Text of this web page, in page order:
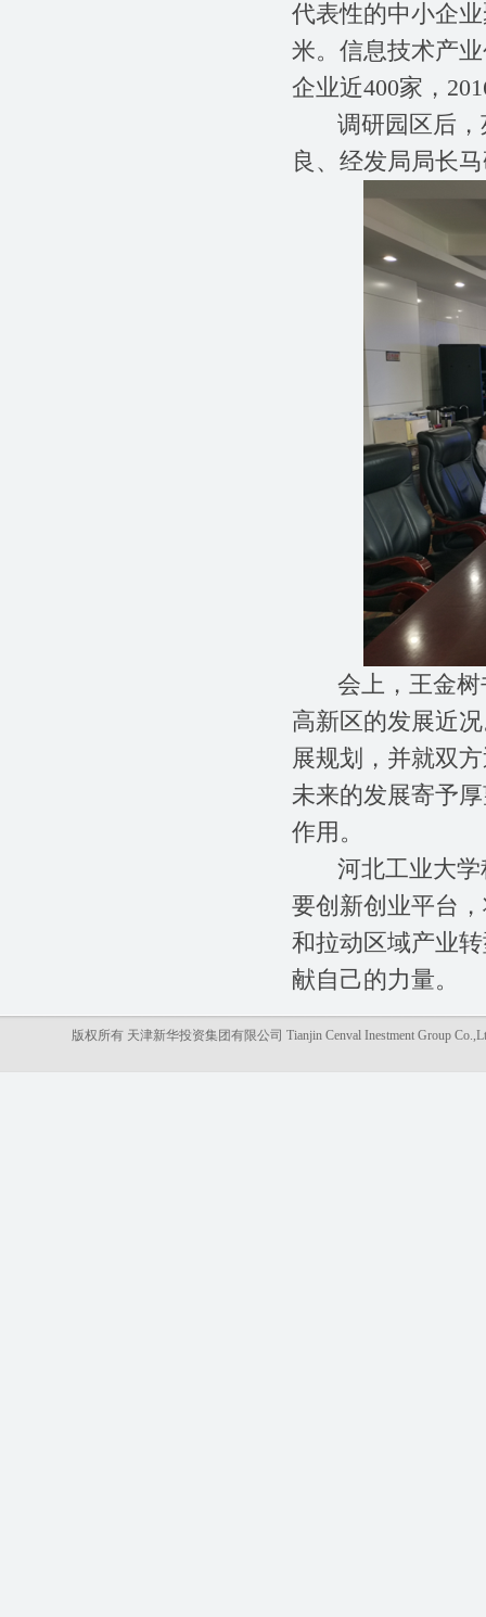
代表性的中小企
米。信息技术产
企业近400家，
调研园区后，
良、经发局局长
会上，王金树
高新区的发展近
展规划，并就双
未来的发展寄予
作用。
河北工业大学
要创新创业平台
和拉动区域产业
献自己的力量。
版权所有 天津新华投资集团有限公司 Tianjin Cenval Inestment Group